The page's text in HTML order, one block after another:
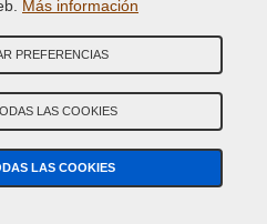
Más información
PREFERENCIAS
LAS COOKIES
LAS COOKIES